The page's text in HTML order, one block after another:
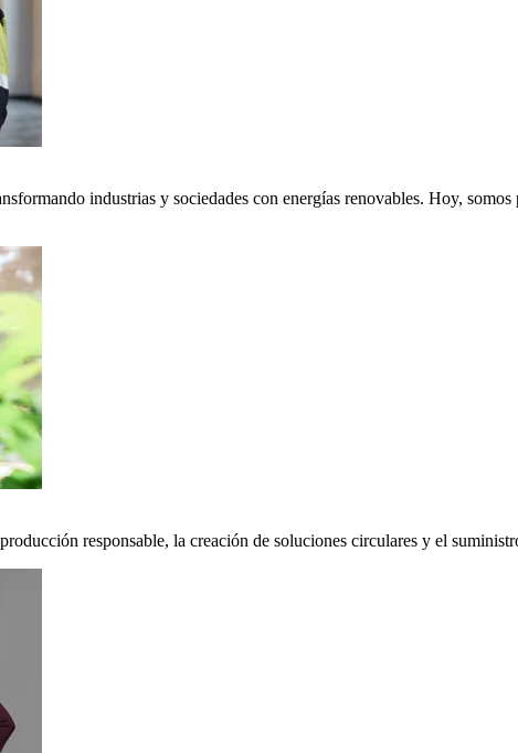
industrias y sociedades con energías renovables. Hoy,
responsable, la creación de soluciones circulares y el